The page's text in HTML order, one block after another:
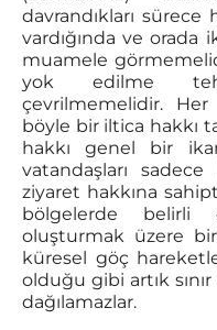
davrandıkları
vardığında ve orada
muamele
yok edilme
çevrilmemelidir.
böyle bir iltica hakkı
hakkı genel bir
vatandaşları sadece
ziyaret hakkına
bölgelerde belirli
oluşturmak üzere
küresel göç
olduğu gibi artık
dağılamazlar.